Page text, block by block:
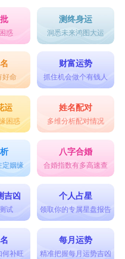
惑
测终身运
洞悉未来鸿图大运
好命
财富运势
抓住机会做个有钱人
运
困惑
姓名配对
多维分析配对情况
定姻缘
八字合婚
合婚指数有多高速查
吉凶
试
个人占星
领取你的专属星盘报告
何补旺
每月运势
精准把握每月运势吉凶